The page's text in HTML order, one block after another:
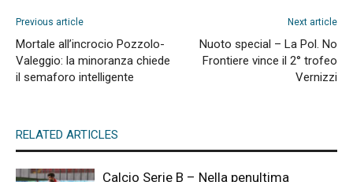
Previous article
Mortale all’incrocio Pozzolo-
Valeggio: la minoranza chiede
il semaforo intelligente
Next article
Nuoto special – La Pol. No
Frontiere vince il 2° trofeo
Vernizzi
RELATED ARTICLES
Calcio Serie B – Nella penultima